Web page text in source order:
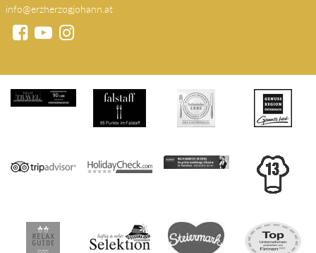
info@erzherzogjohann.at